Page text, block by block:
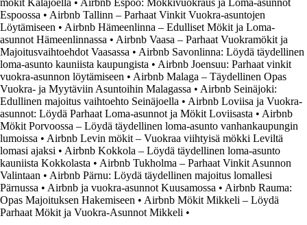
Espoossa • Airbnb Tallinn – Parhaat Vinkit Vuokra-asuntojen
Löytämiseen • Airbnb Hämeenlinna – Edulliset Mökit ja Loma-
asunnot Hämeenlinnassa • Airbnb Vaasa – Parhaat Vuokramökit ja
Majoitusvaihtoehdot Vaasassa • Airbnb Savonlinna: Löydä täydellinen
loma-asunto kauniista kaupungista • Airbnb Joensuu: Parhaat vinkit
vuokra-asunnon löytämiseen • Airbnb Malaga – Täydellinen Opas
Vuokra- ja Myytäviin Asuntoihin Malagassa • Airbnb Seinäjoki:
Edullinen majoitus vaihtoehto Seinäjoella • Airbnb Loviisa ja Vuokra-
asunnot: Löydä Parhaat Loma-asunnot ja Mökit Loviisasta • Airbnb
Mökit Porvoossa – Löydä täydellinen loma-asunto vanhankaupungin
lumoissa • Airbnb Levin mökit – Vuokraa viihtyisä mökki Leviltä
lomasi ajaksi • Airbnb Kokkola – Löydä täydellinen loma-asunto
kauniista Kokkolasta • Airbnb Tukholma – Parhaat Vinkit Asunnon
Valintaan • Airbnb Pärnu: Löydä täydellinen majoitus lomallesi
Pärnussa • Airbnb ja vuokra-asunnot Kuusamossa • Airbnb Rauma:
Opas Majoituksen Hakemiseen • Airbnb Mökit Mikkeli – Löydä
Parhaat Mökit ja Vuokra-Asunnot Mikkeli •